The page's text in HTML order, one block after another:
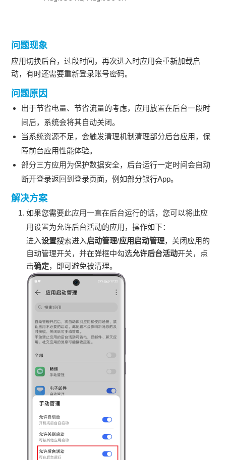
问题现象
应用切换后台，过段时间，再次进入时应用会重新加载启
动，有时还需要重新登录账号密码。
问题原因
出于节省电量、节省流量的考虑，应用放置在后台一段时
间后，系统会将其自动关闭。
当系统资源不足，会触发清理机制清理部分后台应用，保
障前台应用性能体验。
部分三方应用为保护数据安全，后台运行一定时间会自动
断开登录返回到登录页面，例如部分银行App。
解决方案
如果您需要此应用一直在后台运行的话，您可以将此应
用设置为允许后台活动的应用，操作如下：
进入设置搜索进入启动管理/应用启动管理，关闭应用的
自动管理开关，并在弹框中勾选允许后台活动开关，点
击确定，即可避免被清理。